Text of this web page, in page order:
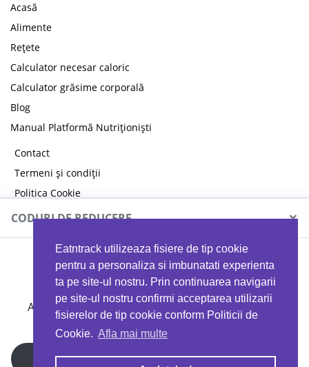
Eatntrack utilizeaza fisiere de tip cookie
pentru a personaliza si imbunatati experienta
ta pe site-ul nostru. Prin continuarea navigarii
pe site-ul nostru confirmi acceptarea utilizarii
fisierelor de tip cookie conform Politicii de
Cookie. Afla mai multe
Acasă
Alimente
Rețete
Calculator necesar caloric
Calculator grăsime corporală
Blog
Manual Platformă Nutriționiști
Contact
Termeni și condiții
Politica Cookie
Politica de confidențialitate
CODURI DE REDUCERE ×
MYPROTEIN
Ai 40%reducere la orice comandă folosind codul
EATTRACK
Profită acum